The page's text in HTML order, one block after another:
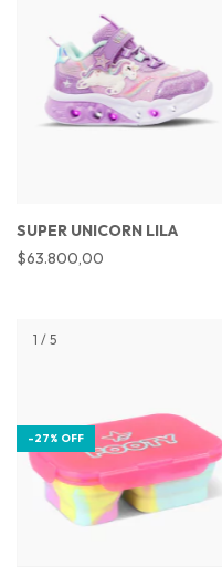
SUPER UNICORN LILA
$63.800,00
1 / 5
-27% OFF